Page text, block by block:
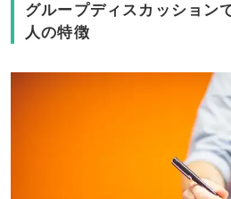
グループディスカッション
人の特徴